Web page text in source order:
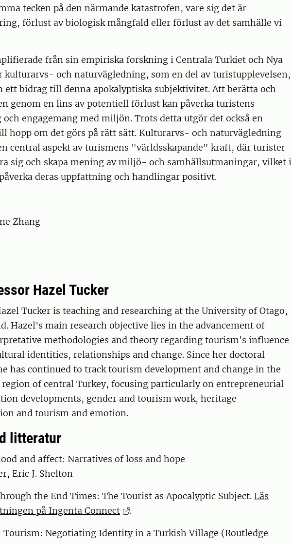
tecken på den närmande katastrofen, vare sig det är
förlust av biologisk mångfald eller förlust av det samhälle vi
från sin empiriska forskning i Centrala Turkiet och Nya
kulturarvs- och naturvägledning, som en del av turistupplevelsen,
ett bidrag till denna apokalyptiska subjektivitet. Att berätta och
genom en lins av potentiell förlust kan påverka turistens
engagemang med miljön. Trots detta utgör det också en
hopp om det görs på rätt sätt. Kulturarvs- och naturvägledning
central aspekt av turismens "världsskapande" kraft, där turister
sig och skapa mening av miljö- och samhällsutmaningar, vilket i
deras uppfattning och handlingar positivt.
Zhang
Hazel Tucker
Tucker is teaching and researching at the University of Otago,
Hazel's main research objective lies in the advancement of
methodologies and theory regarding tourism's influence
identities, relationships and change. Since her doctoral
has continued to track tourism development and change in the
region of central Turkey, focusing particularly on entrepreneurial
developments, gender and tourism work, heritage
and tourism and emotion.
litteratur
and affect: Narratives of loss and hope
Eric J. Shelton
the End Times: The Tourist as Apocalyptic Subject. Läs
på Ingenta Connect
.
Negotiating Identity in a Turkish Village (Routledge